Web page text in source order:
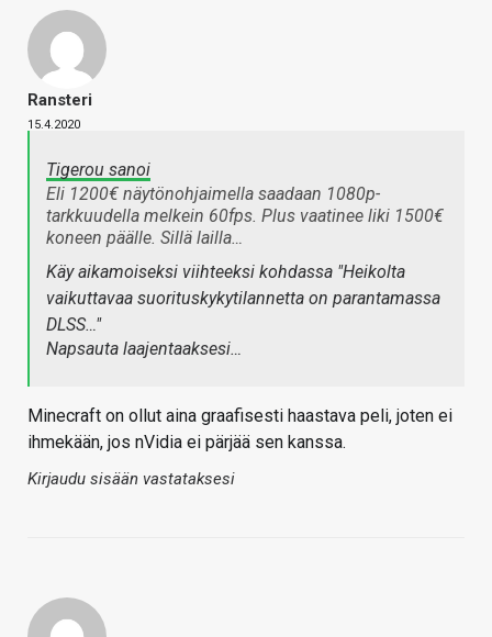
Ransteri
15.4.2020
Tigerou sanoi
Eli 1200€ näytönohjaimella saadaan 1080p-
tarkkuudella melkein 60fps. Plus vaatinee liki 1500€
koneen päälle. Sillä lailla…
Käy aikamoiseksi viihteeksi kohdassa "Heikolta
vaikuttavaa suorituskykytilannetta on parantamassa
DLSS…"
Napsauta laajentaaksesi…
Minecraft on ollut aina graafisesti haastava peli, joten ei
ihmekään, jos nVidia ei pärjää sen kanssa.
Kirjaudu sisään vastataksesi